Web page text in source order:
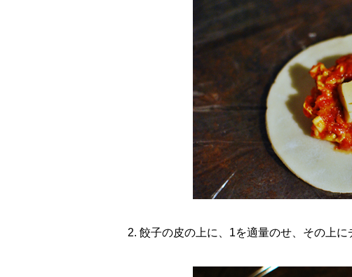
2. 餃子の皮の上に、1を適量のせ、その上に